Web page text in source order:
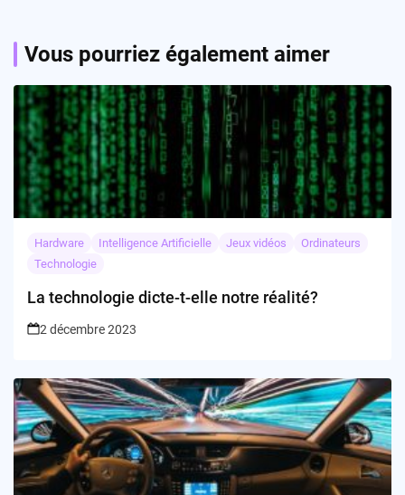
Vous pourriez également aimer
Hardware Intelligence Artificielle Jeux vidéos
Ordinateurs
Technologie
La technologie dicte-t-elle notre réalité?
2 décembre 2023